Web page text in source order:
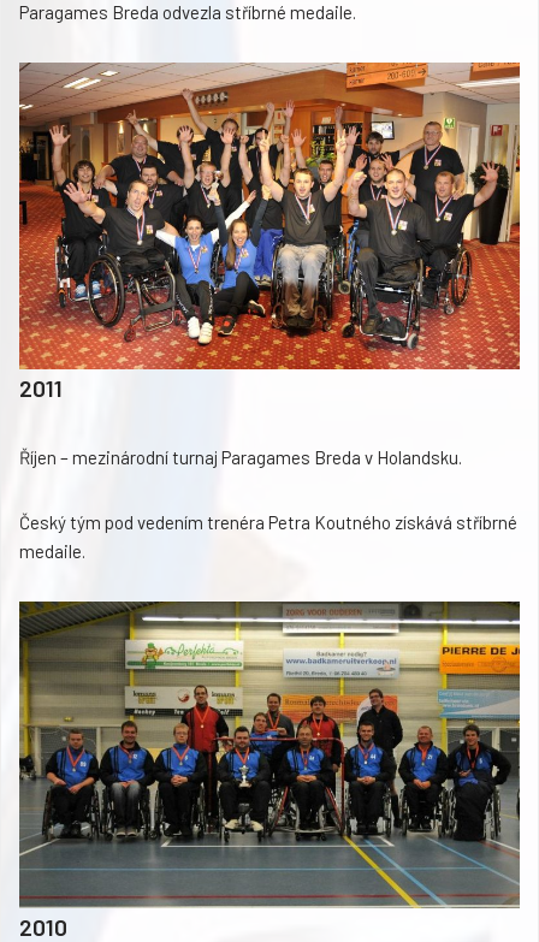
Paragames Breda odvezla stříbrné medaile.
2011
Říjen – mezinárodní turnaj Paragames Breda v Holandsku.
Český tým pod vedením trenéra Petra Koutného získává stříbrné
medaile.
2010